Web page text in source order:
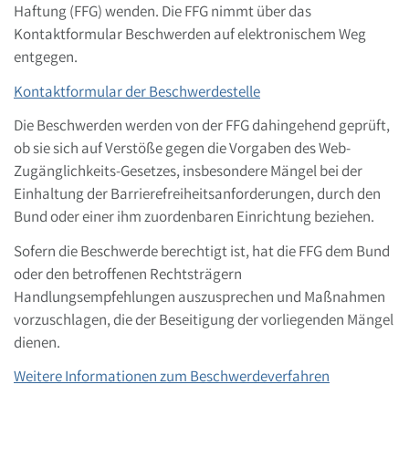
Haftung (FFG) wenden. Die FFG nimmt über das
Kontaktformular Beschwerden auf elektronischem Weg
entgegen.
Kontaktformular der Beschwerdestelle
Die Beschwerden werden von der FFG dahingehend geprüft,
ob sie sich auf Verstöße gegen die Vorgaben des Web-
Zugänglichkeits-Gesetzes, insbesondere Mängel bei der
Einhaltung der Barrierefreiheitsanforderungen, durch den
Bund oder einer ihm zuordenbaren Einrichtung beziehen.
Sofern die Beschwerde berechtigt ist, hat die FFG dem Bund
oder den betroffenen Rechtsträgern
Handlungsempfehlungen auszusprechen und Maßnahmen
vorzuschlagen, die der Beseitigung der vorliegenden Mängel
dienen.
Weitere Informationen zum Beschwerdeverfahren